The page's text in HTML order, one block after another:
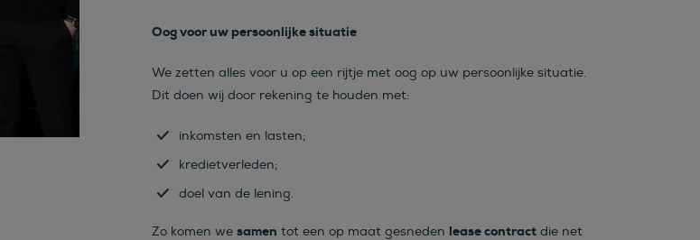
Oog voor uw persoonlijke situatie
We zetten alles voor u op een rijtje met oog op uw persoonlijke situatie.
Dit doen wij door rekening te houden met:
inkomsten en lasten;
kredietverleden;
doel van de lening.
Zo komen we samen tot een op maat gesneden lease contract die net